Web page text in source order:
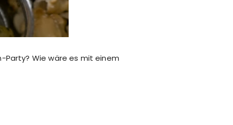
Party? Wie wäre es mit einem